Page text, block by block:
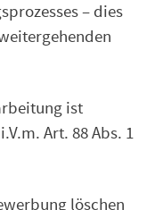
– dies
ist
Art. 88 Abs. 1
löschen